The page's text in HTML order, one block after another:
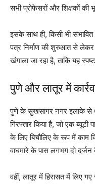
सभी प्रोफेसरों और शिक्षकों की
इसके साथ ही, किसी भी
पत्र निर्माण की शुरुआत से लेकर
खंगाला जा रहा है, ताकि यह
पुणे और लातूर में
पुणे के सुखसागर नगर इलाके से
गिरफ्तार किया है, जो एक ब्यूटी
के लिए बिचौलिए के रूप में काम
वाघमारे के पास लगभग दो
वहीं, लातूर में हिरासत में लिए